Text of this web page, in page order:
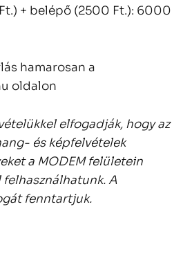
+ belépő (2500 Ft.): 6000
hamarosan a
oldalon
elfogadják, hogy az
és képfelvételek
a MODEM felületein
A
fenntartjuk.